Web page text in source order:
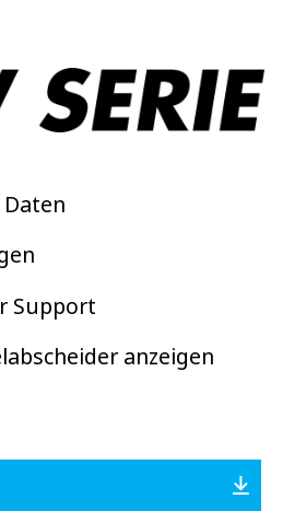
Support
anzeigen